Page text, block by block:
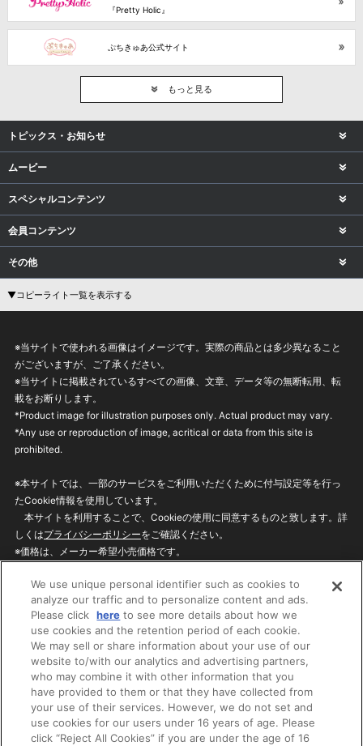
『Pretty Holic』
ぷちきゅあ公式サイト
もっと見る
トピックス・お知らせ
ムービー
スペシャルコンテンツ
会員コンテンツ
その他
▼コピーライト一覧を表示する
※当サイトで使われる画像はイメージです。実際の商品とは多少異なること
がございますが、ご了承ください。
※当サイトに掲載されているすべての画像、文章、データ等の無断転用、転
載をお断りします。
*Product image for illustration purposes only. Actual product may vary.
*Any use or reproduction of image, acritical or data from this site is
prohibited.
※本サイトでは、一部のサービスをご利用いただくために付与設定等を行っ
たCookie情報を使用しています。
本サイトを利用することで、Cookieの使用に同意するものと致します。詳
しくはプライバシーポリシーをご確認ください。
※価格は、メーカー希望小売価格です。
ざいますのでご了承ください。
privacypolicy
Do Not Sell or Share My
Personal Information
ウェブサイトご利用条件
ソーシャルメディアポリシー
個人情報保護方針
お問い合わせ
©BANDAI
We use unique personal identifier such as cookies to
analyze our traffic and to personalize content and ads.
Please click here to see more details about how we
use cookies and the retention period of each cookie.
We may sell or share information about your use of our
website to/with our analytics and advertising partners,
who may combine it with other information that you
have provided to them or that they have collected from
your use of their services. However, we do not set and
use cookies for our users under 16 years of age. Please
click “Reject All Cookies” if you are under the age of 16